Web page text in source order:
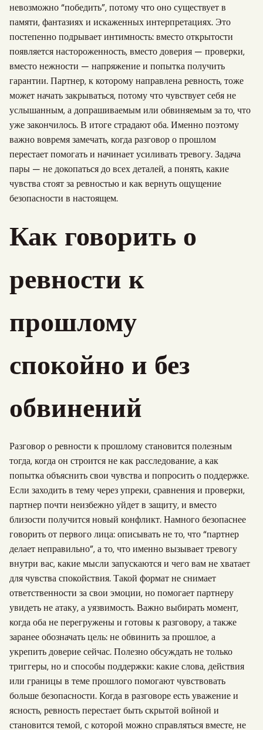
невозможно “победить”, потому что оно существует в
памяти, фантазиях и искаженных интерпретациях. Это
постепенно подрывает интимность: вместо открытости
появляется настороженность, вместо доверия — проверки,
вместо нежности — напряжение и попытка получить
гарантии. Партнер, к которому направлена ревность, тоже
может начать закрываться, потому что чувствует себя не
услышанным, а допрашиваемым или обвиняемым за то, что
уже закончилось. В итоге страдают оба. Именно поэтому
важно вовремя замечать, когда разговор о прошлом
перестает помогать и начинает усиливать тревогу. Задача
пары — не докопаться до всех деталей, а понять, какие
чувства стоят за ревностью и как вернуть ощущение
безопасности в настоящем.
Как говорить о
ревности к
прошлому
спокойно и без
обвинений
Разговор о ревности к прошлому становится полезным
тогда, когда он строится не как расследование, а как
попытка объяснить свои чувства и попросить о поддержке.
Если заходить в тему через упреки, сравнения и проверки,
партнер почти неизбежно уйдет в защиту, и вместо
близости получится новый конфликт. Намного безопаснее
говорить от первого лица: описывать не то, что “партнер
делает неправильно”, а то, что именно вызывает тревогу
внутри вас, какие мысли запускаются и чего вам не хватает
для чувства спокойствия. Такой формат не снимает
ответственности за свои эмоции, но помогает партнеру
увидеть не атаку, а уязвимость. Важно выбирать момент,
когда оба не перегружены и готовы к разговору, а также
заранее обозначать цель: не обвинить за прошлое, а
укрепить доверие сейчас. Полезно обсуждать не только
триггеры, но и способы поддержки: какие слова, действия
или границы в теме прошлого помогают чувствовать
больше безопасности. Когда в разговоре есть уважение и
ясность, ревность перестает быть скрытой войной и
становится темой, с которой можно справляться вместе, не